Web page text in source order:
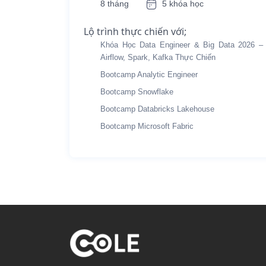
8 tháng 5 khóa học
Lộ trình thực chiến với;
Khóa Học Data Engineer & Big Data 2026 –
Airflow, Spark, Kafka Thực Chiến
Bootcamp Analytic Engineer
Bootcamp Snowflake
Bootcamp Databricks Lakehouse
Bootcamp Microsoft Fabric